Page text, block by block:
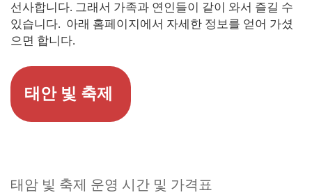
선사합니다. 그래서 가족과 연인들이 같이 와서 즐길 수
있습니다. 아래 홈페이지에서 자세한 정보를 얻어 가셨
으면 합니다.
태안 빛 축제
태암 빛 축제 운영 시간 및 가격표